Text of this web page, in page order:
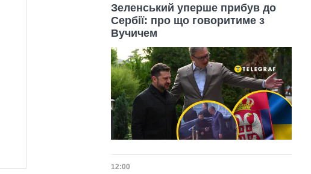
Зеленський уперше прибув до
Сербії: про що говоритиме з
Вучичем
Дата публікації
12:00